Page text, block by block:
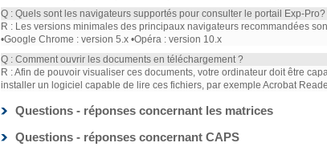
Q : Quels sont les navigateurs supportés pour consulter le portail Exp-Pro?
R : Les versions minimales des principaux navigateurs recommandées
•Google Chrome : version 5.x •Opéra : version 10.x
Q : Comment ouvrir les documents en téléchargement ?
R : Afin de pouvoir visualiser ces documents, votre ordinateur doit être
installer un logiciel capable de lire ces fichiers, par exemple Acrobat
Questions - réponses concernant les matrices
Questions - réponses concernant CAPS